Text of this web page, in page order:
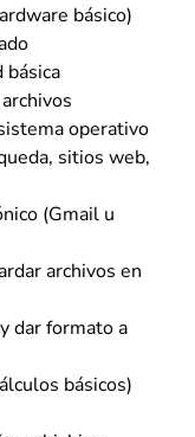
básico)
básica
operativo
sitios web,
(Gmail u
archivos en
dar formato a
básicos)